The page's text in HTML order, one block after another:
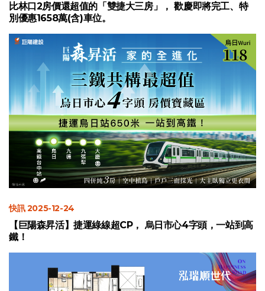
比林口2房價還超值的「雙捷大三房」， 歡慶即將完工、特
別優惠1658萬(含)車位。
快訊 2025-12-24
【巨陽森昇活】捷運綠線超CP， 烏日市心4字頭，一站到高
鐵！